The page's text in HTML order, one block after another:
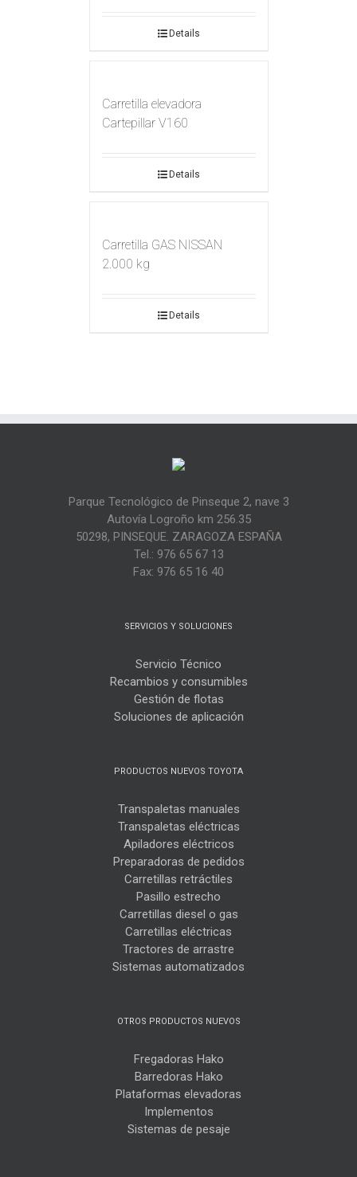
Details
Carretilla elevadora
Cartepillar V160
Details
Carretilla GAS NISSAN
2.000 kg
Details
Parque Tecnológico de Pinseque 2, nave 3
Autovía Logroño km 256.35
50298, PINSEQUE. ZARAGOZA ESPAÑA
Tel.: 976 65 67 13
Fax: 976 65 16 40
SERVICIOS Y SOLUCIONES
Servicio Técnico
Recambios y consumibles
Gestión de flotas
Soluciones de aplicación
PRODUCTOS NUEVOS TOYOTA
Transpaletas manuales
Transpaletas eléctricas
Apiladores eléctricos
Preparadoras de pedidos
Carretillas retráctiles
Pasillo estrecho
Carretillas diesel o gas
Carretillas eléctricas
Tractores de arrastre
Sistemas automatizados
OTROS PRODUCTOS NUEVOS
Fregadoras Hako
Barredoras Hako
Plataformas elevadoras
Implementos
Sistemas de pesaje